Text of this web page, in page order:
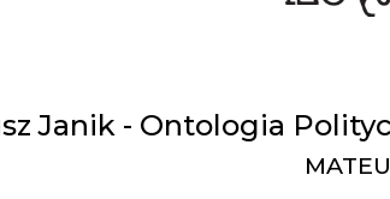
Janik - Ontologia